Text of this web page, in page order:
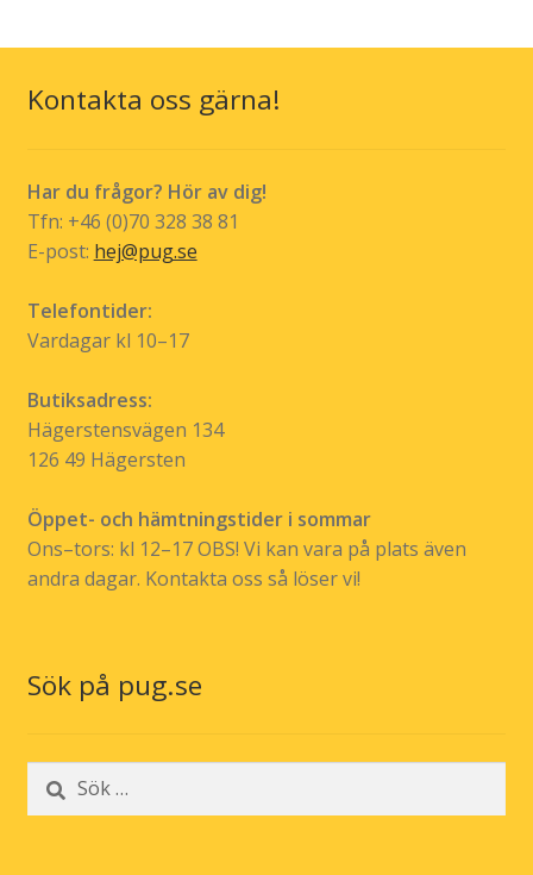
Kontakta oss gärna!
Har du frågor? Hör av dig!
Tfn: +46 (0)70 328 38 81
E-post: hej@pug.se
Telefontider:
Vardagar kl 10–17
Butiksadress:
Hägerstensvägen 134
126 49 Hägersten
Öppet- och hämtningstider i sommar
Ons–tors: kl 12–17 OBS! Vi kan vara på plats även
andra dagar. Kontakta oss så löser vi!
Sök på pug.se
Sök
efter: